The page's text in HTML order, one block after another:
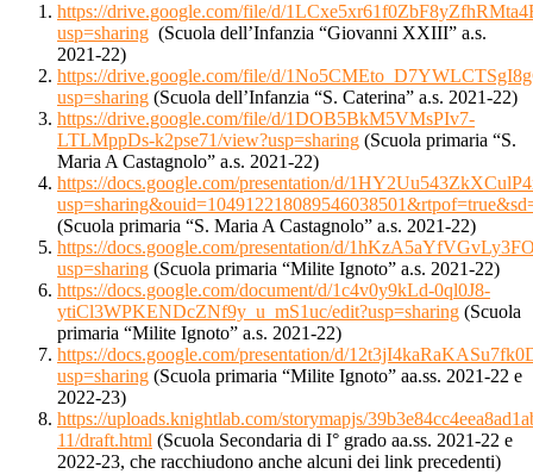
https://drive.google.com/file/d/
usp=sharing (Scuola dell’Infanzia “Giovanni XXIII” a.s.
2021-22)
https://drive.google.com/file/d/
usp=sharing (Scuola dell’Infanzia “S. Caterina” a.s. 2021-22)
https://drive.google.com/file/d/1DOB5BkM5VMsPIv7-
LTLMppDs-k2pse71/view?usp=sharing (Scuola primaria “S.
Maria A Castagnolo” a.s. 2021-22)
https://docs.google.com/presentation/d/
(Scuola primaria “S. Maria A Castagnolo” a.s. 2021-22)
https://docs.google.com/presentation/d/
usp=sharing (Scuola primaria “Milite Ignoto” a.s. 2021-22)
https://docs.google.com/document/d/1c4v0y9kLd-0ql0J8-
ytiCl3WPKENDcZNf9y_u_mS1uc/edit?usp=sharing (Scuola
primaria “Milite Ignoto” a.s. 2021-22)
https://docs.google.com/presentation/d/
usp=sharing (Scuola primaria “Milite Ignoto” aa.ss. 2021-22 e
2022-23)
https://uploads.knightlab.com/storymapjs/
11/draft.html (Scuola Secondaria di I° grado aa.ss. 2021-22 e
2022-23, che racchiudono anche alcuni dei link precedenti)